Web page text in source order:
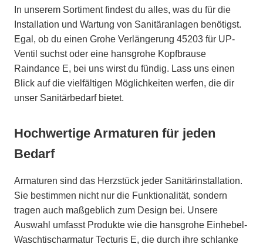
In unserem Sortiment findest du alles, was du für die
Installation und Wartung von Sanitäranlagen benötigst.
Egal, ob du einen Grohe Verlängerung 45203 für UP-
Ventil suchst oder eine hansgrohe Kopfbrause
Raindance E, bei uns wirst du fündig. Lass uns einen
Blick auf die vielfältigen Möglichkeiten werfen, die dir
unser Sanitärbedarf bietet.
Hochwertige Armaturen für jeden
Bedarf
Armaturen sind das Herzstück jeder Sanitärinstallation.
Sie bestimmen nicht nur die Funktionalität, sondern
tragen auch maßgeblich zum Design bei. Unsere
Auswahl umfasst Produkte wie die hansgrohe Einhebel-
Waschtischarmatur Tecturis E, die durch ihre schlanke